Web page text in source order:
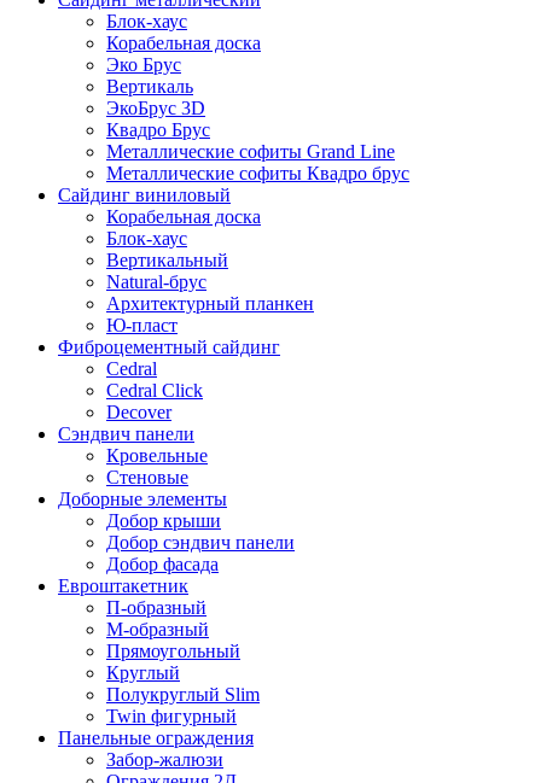
Блок-хаус
Корабельная доска
Эко Брус
Вертикаль
ЭкоБрус 3D
Квадро Брус
Металлические софиты Grand Line
Металлические софиты Квадро брус
Сайдинг виниловый
Корабельная доска
Блок-хаус
Вертикальный
Natural-брус
Архитектурный планкен
Ю-пласт
Фиброцементный сайдинг
Cedral
Cedral Click
Decover
Сэндвич панели
Кровельные
Стеновые
Доборные элементы
Добор крыши
Добор сэндвич панели
Добор фасада
Евроштакетник
П-образный
М-образный
Прямоугольный
Круглый
Полукруглый Slim
Twin фигурный
Панельные ограждения
Забор-жалюзи